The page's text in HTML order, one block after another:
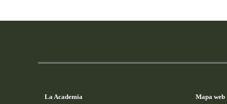
La Academia Mapa web